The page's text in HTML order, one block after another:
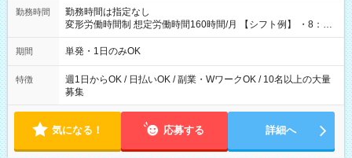
勤務時間
勤務時間は指定なし
変形労働時間制 想定労働時間160時間/月 【シフト例】 ・8：00
～21：00
期間 単発・1日のみOK
特徴
週1日からOK / 日払いOK / 副業・WワークOK / 10名以上の大量
募集
気になる！ 応募する 詳細へ